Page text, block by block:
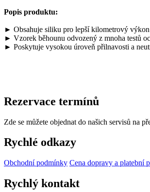
Popis produktu:
► Obsahuje siliku pro lepší kilometrový
► Vzorek běhounu odvozený z mnoha testů
► Poskytuje vysokou úroveň přilnavosti a
Rezervace termínů
Zde se můžete objednat do našich servisů na
Rychlé odkazy
Obchodní podmínky Cena dopravy a platební
Rychlý kontakt